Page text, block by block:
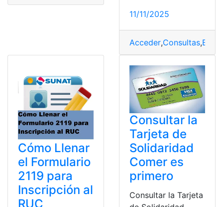
11/11/2025
Acceder,Consultas,
Cómo Llenar
el Formulario
2119 para
Inscripción al
RUC
Consultar la
Tarjeta de
Solidaridad
Comer es
primero
Consultar la Tarjeta